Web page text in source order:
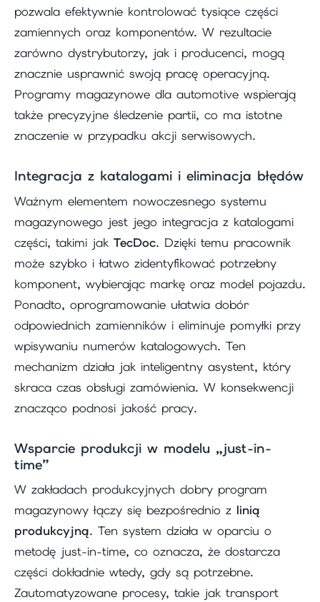
pozwala efektywnie kontrolować tysiące części
zamiennych oraz komponentów. W rezultacie
zarówno dystrybutorzy, jak i producenci, mogą
znacznie usprawnić swoją pracę operacyjną.
Programy magazynowe dla automotive wspierają
także precyzyjne śledzenie partii, co ma istotne
znaczenie w przypadku akcji serwisowych.
Integracja z katalogami i eliminacja błędów
Ważnym elementem nowoczesnego systemu
magazynowego jest jego integracja z katalogami
części, takimi jak TecDoc. Dzięki temu pracownik
może szybko i łatwo zidentyfikować potrzebny
komponent, wybierając markę oraz model pojazdu.
Ponadto, oprogramowanie ułatwia dobór
odpowiednich zamienników i eliminuje pomyłki przy
wpisywaniu numerów katalogowych. Ten
mechanizm działa jak inteligentny asystent, który
skraca czas obsługi zamówienia. W konsekwencji
znacząco podnosi jakość pracy.
Wsparcie produkcji w modelu „just-in-
time”
W zakładach produkcyjnych dobry program
magazynowy łączy się bezpośrednio z linią
produkcyjną. Ten system działa w oparciu o
metodę just-in-time, co oznacza, że dostarcza
części dokładnie wtedy, gdy są potrzebne.
Zautomatyzowane procesy, takie jak transport